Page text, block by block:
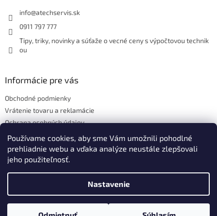
Používame cookies, aby sme Vám umožnili pohodlné
prehliadnie webu a vďaka analýze neustále zlepšovali
jeho použiteľnosť.
Nastavenie
info@atechservis.sk
0911 797 777
Tipy, triky, novinky a súťaže o vecné ceny s výpočtovou technik
ou
Informácie pre vás
Obchodné podmienky
Vrátenie tovaru a reklamácie
Ochrana osobných údajov
Hodnotenie obchodu
ATECH.services s.r.o.